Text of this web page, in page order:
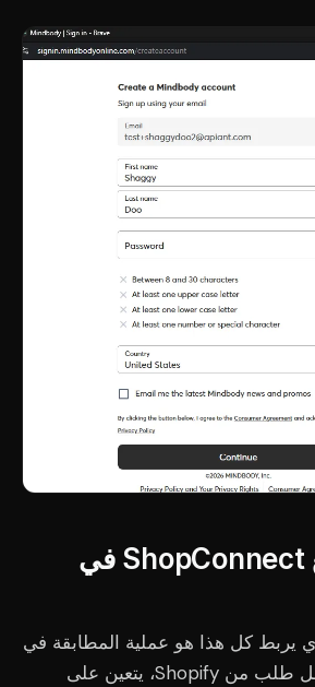
ما يفعله موقع ShopConnect في
يربط كل هذا هو عملية المطابقة في
المنتصف. فعندما يصل طلب من Shopify، يتعين على